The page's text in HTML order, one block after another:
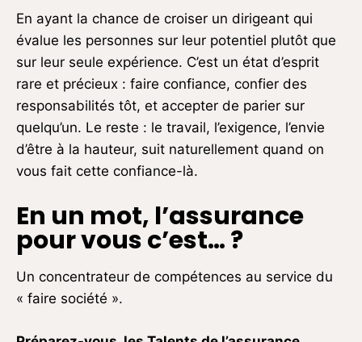
En ayant la chance de croiser un dirigeant qui
évalue les personnes sur leur potentiel plutôt que
sur leur seule expérience. C’est un état d’esprit
rare et précieux : faire confiance, confier des
responsabilités tôt, et accepter de parier sur
quelqu’un. Le reste : le travail, l’exigence, l’envie
d’être à la hauteur, suit naturellement quand on
vous fait cette confiance-là.
En un mot, l’assurance
pour vous c’est… ?
Un concentrateur de compétences au service du
« faire société ».